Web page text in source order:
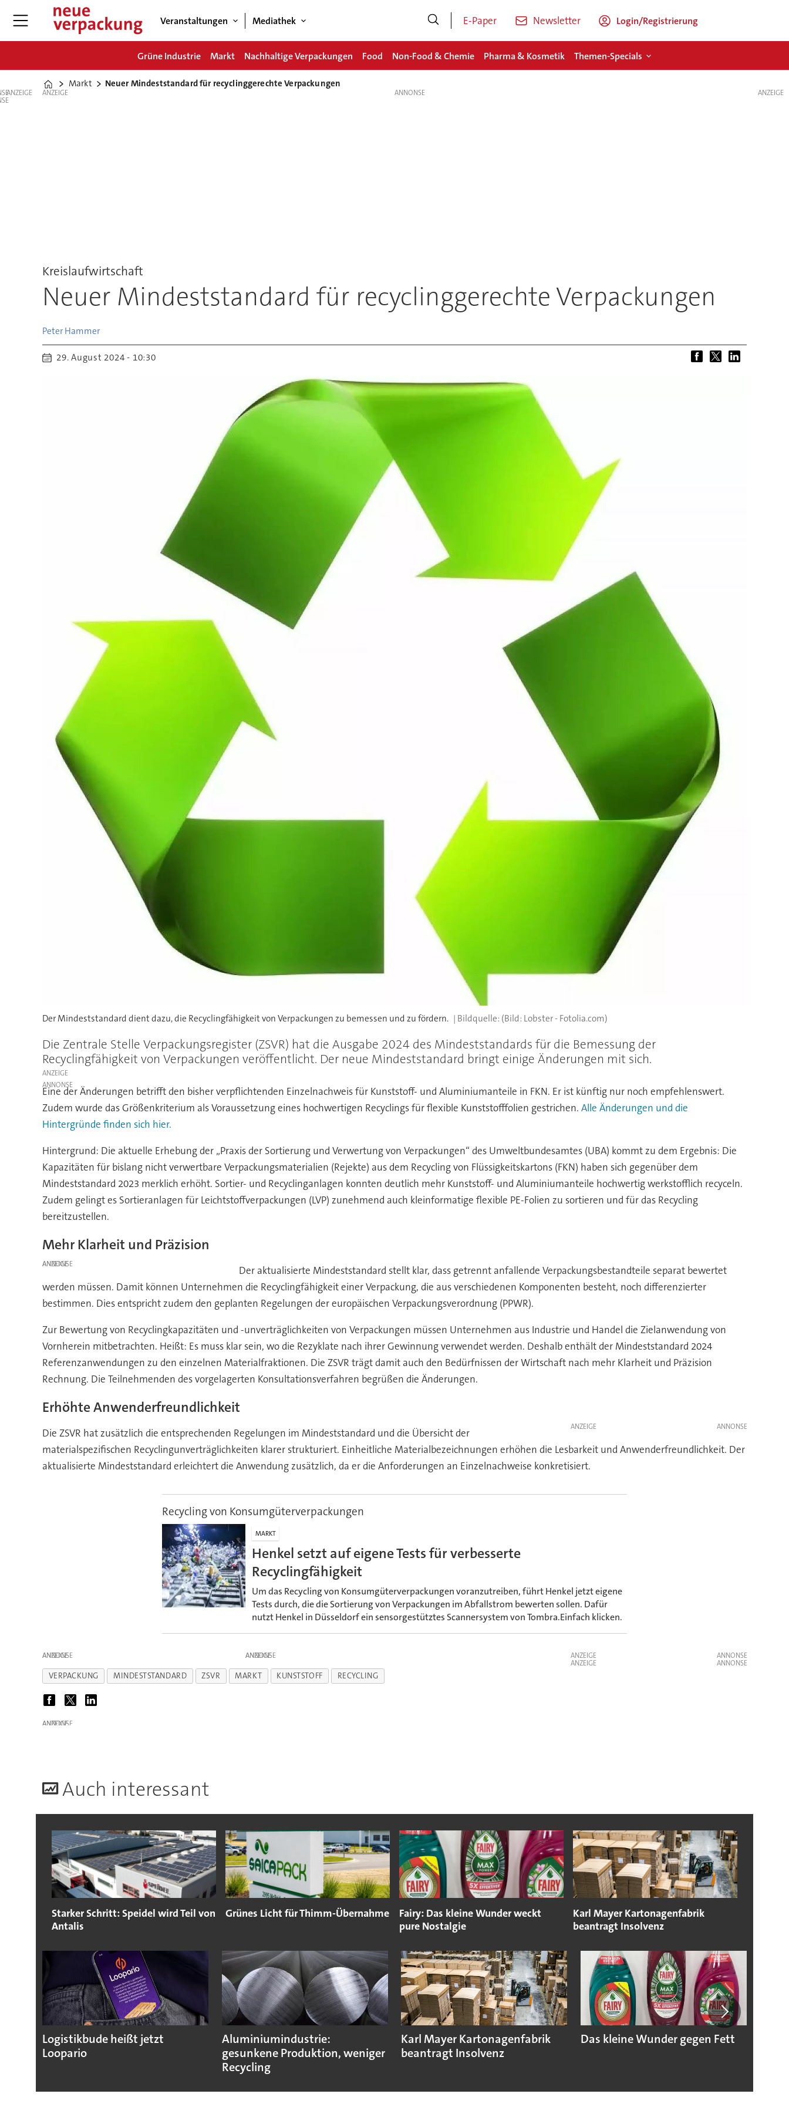
Veranstaltungen Mediathek E-Paper Newsletter Login/Registrierung
Grüne Industrie Markt Nachhaltige Verpackungen Food Non-Food & Chemie Pharma & Kosmetik Themen-Specials
Home
Markt Neuer Mindeststandard für recyclinggerechte Verpackungen
ANZEIGE ANZEIGE
Kreislaufwirtschaft
Neuer Mindeststandard für recyclinggerechte Verpackungen
Peter Hammer
29. August 2024 - 10:30
Der Mindeststandard dient dazu, die Recyclingfähigkeit von Verpackungen zu bemessen und zu fördern. (Bild: Lobster - Fotolia.com)
Die Zentrale Stelle Verpackungsregister (ZSVR) hat die Ausgabe 2024 des Mindeststandards für die Bemessung der
Recyclingfähigkeit von Verpackungen veröffentlicht. Der neue Mindeststandard bringt einige Änderungen mit sich.
ANZEIGE
Eine der Änderungen betrifft den bisher verpflichtenden Einzelnachweis für Kunststoff- und Aluminiumanteile in FKN. Er ist künftig nur noch empfehlenswert.
Zudem wurde das Größenkriterium als Voraussetzung eines hochwertigen Recyclings für flexible Kunststofffolien gestrichen. Alle Änderungen und die
Hintergründe finden sich hier.
Hintergrund: Die aktuelle Erhebung der „Praxis der Sortierung und Verwertung von Verpackungen“ des Umweltbundesamtes (UBA) kommt zu dem Ergebnis: Die
Kapazitäten für bislang nicht verwertbare Verpackungsmaterialien (Rejekte) aus dem Recycling von Flüssigkeitskartons (FKN) haben sich gegenüber dem
Mindeststandard 2023 merklich erhöht. Sortier- und Recyclinganlagen konnten deutlich mehr Kunststoff- und Aluminiumanteile hochwertig werkstofflich recyceln.
Zudem gelingt es Sortieranlagen für Leichtstoffverpackungen (LVP) zunehmend auch kleinformatige flexible PE-Folien zu sortieren und für das Recycling
bereitzustellen.
Mehr Klarheit und Präzision
ANZEIGE
Der aktualisierte Mindeststandard stellt klar, dass getrennt anfallende Verpackungsbestandteile separat bewertet
werden müssen. Damit können Unternehmen die Recyclingfähigkeit einer Verpackung, die aus verschiedenen Komponenten besteht, noch differenzierter
bestimmen. Dies entspricht zudem den geplanten Regelungen der europäischen Verpackungsverordnung (PPWR).
Zur Bewertung von Recyclingkapazitäten und -unverträglichkeiten von Verpackungen müssen Unternehmen aus Industrie und Handel die Zielanwendung von
Vornherein mitbetrachten. Heißt: Es muss klar sein, wo die Rezyklate nach ihrer Gewinnung verwendet werden. Deshalb enthält der Mindeststandard 2024
Referenzanwendungen zu den einzelnen Materialfraktionen. Die ZSVR trägt damit auch den Bedürfnissen der Wirtschaft nach mehr Klarheit und Präzision
Rechnung. Die Teilnehmenden des vorgelagerten Konsultationsverfahren begrüßen die Änderungen.
Erhöhte Anwenderfreundlichkeit
ANZEIGE
Die ZSVR hat zusätzlich die entsprechenden Regelungen im Mindeststandard und die Übersicht der
materialspezifischen Recyclingunverträglichkeiten klarer strukturiert. Einheitliche Materialbezeichnungen erhöhen die Lesbarkeit und Anwenderfreundlichkeit. Der
aktualisierte Mindeststandard erleichtert die Anwendung zusätzlich, da er die Anforderungen an Einzelnachweise konkretisiert.
Recycling von Konsumgüterverpackungen
MARKT
Henkel setzt auf eigene Tests für verbesserte
Recyclingfähigkeit
Um das Recycling von Konsumgüterverpackungen voranzutreiben, führt Henkel jetzt eigene
Tests durch, die die Sortierung von Verpackungen im Abfallstrom bewerten sollen. Dafür
nutzt Henkel in Düsseldorf ein sensorgestütztes Scannersystem von Tombra.Einfach klicken.
ANZEIGE ANZEIGE
ANZEIGE
ANZEIGE
VERPACKUNG MINDESTSTANDARD ZSVR MARKT KUNSTSTOFF RECYCLING
ANZEIGE
Auch interessant
Starker Schritt: Speidel wird Teil von
Antalis
Grünes Licht für Thimm-Übernahme
Fairy: Das kleine Wunder weckt
pure Nostalgie
Karl Mayer Kartonagenfabrik
beantragt Insolvenz
Logistikbude heißt jetzt
Loopario
Aluminiumindustrie:
gesunkene Produktion, weniger
Recycling
Karl Mayer Kartonagenfabrik
beantragt Insolvenz
Das kleine Wunder gegen Fett
ANZEIGE